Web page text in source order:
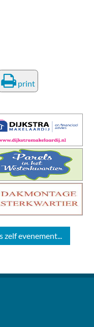
print
zelf evenement...